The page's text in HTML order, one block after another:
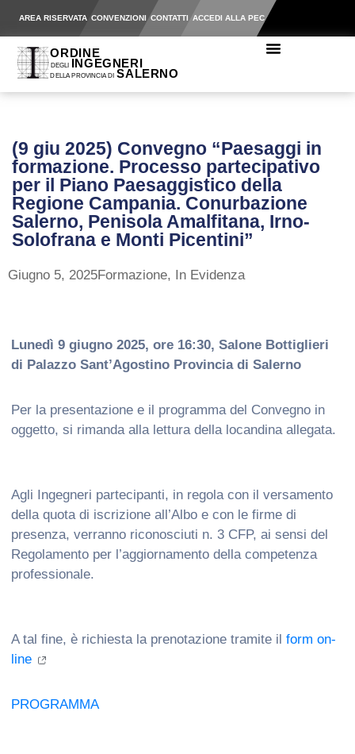
AREA RISERVATA CONVENZIONI CONTATTI ACCEDI ALLA PEC
(9 giu 2025) Convegno “Paesaggi in
formazione. Processo partecipativo
per il Piano Paesaggistico della
Regione Campania. Conurbazione
Salerno, Penisola Amalfitana, Irno-
Solofrana e Monti Picentini”
Giugno 5, 2025Formazione, In Evidenza
Lunedì 9 giugno 2025, ore 16:30, Salone Bottiglieri
di Palazzo Sant’Agostino Provincia di Salerno
Per la presentazione e il programma del Convegno in
oggetto, si rimanda alla lettura della locandina allegata.
Agli Ingegneri partecipanti, in regola con il versamento
della quota di iscrizione all’Albo e con le firme di
presenza, verranno riconosciuti n. 3 CFP, ai sensi del
Regolamento per l’aggiornamento della competenza
professionale.
A tal fine, è richiesta la prenotazione tramite il form on-
line
PROGRAMMA